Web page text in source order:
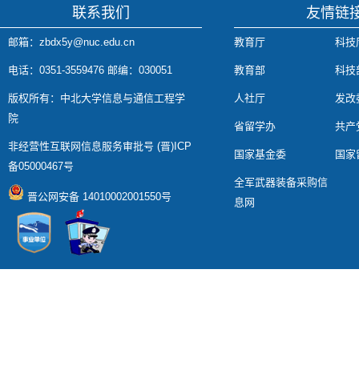
联系我们
邮箱：zbdx5y@nuc.edu.cn
电话：0351-3559476 邮编：030051
版权所有：中北大学信息与通信工程学
院
非经营性互联网信息服务审批号 (晋)ICP
备05000467号
晋公网安备 14010002001550号
友情链
教育厅 科技
教育部 科技
人社厅 发改
省留学办 共产
国家基金委 国
全军武器装备采购信
息网